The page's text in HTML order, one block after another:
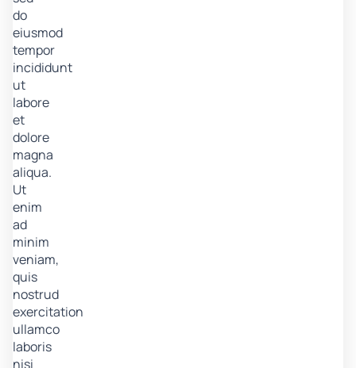
do
eiusmod
tempor
incididunt
ut
labore
et
dolore
magna
aliqua.
Ut
enim
ad
minim
veniam,
quis
nostrud
exercitation
ullamco
laboris
nisi